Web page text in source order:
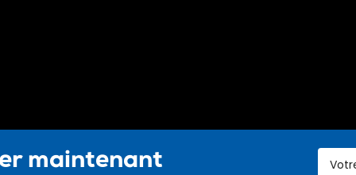
maintenant